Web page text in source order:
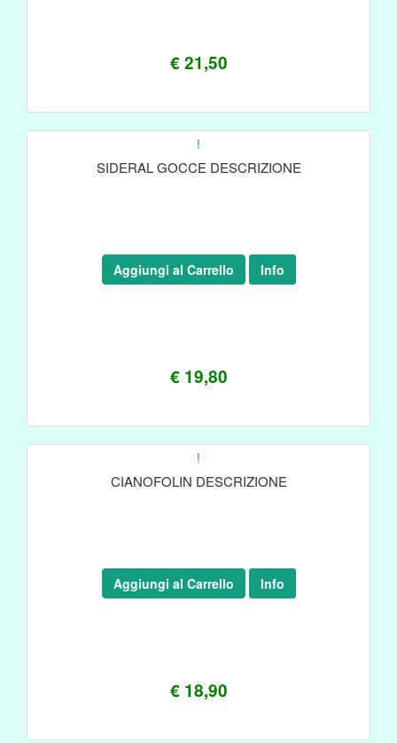
€ 21,50
!
SIDERAL GOCCE DESCRIZIONE
€ 19,80
Aggiungi al Carrello Info
!
CIANOFOLIN DESCRIZIONE
€ 18,90
Aggiungi al Carrello Info